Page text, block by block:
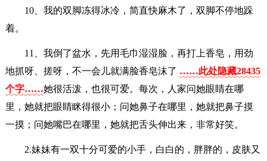
10、我的双脚冻得冰冷，简直快麻木了，双脚不停地跺
着。
11、我倒了盆水，先用毛巾湿湿脸，再打上香皂，用劲
地抓呀、搓呀，不一会儿就满脸香皂沫了 ……此处隐藏28435
个字……她很活泼，也很可爱。每次，人家问她眼睛在哪
里，她就把眼睛眯得很小；问她鼻子在哪里，她就把鼻子摸
一摸；问她嘴巴在哪里，她就把舌头伸出来，非常好笑。
2.妹妹有一双十分可爱的小手，白白的，胖胖的，皮肤又